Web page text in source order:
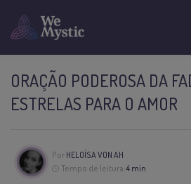
ORAÇÃO PODEROSA DA
ESTRELAS PARA O AMOR
Por HELOÍSA VON AH
Tempo de leitura:4 min